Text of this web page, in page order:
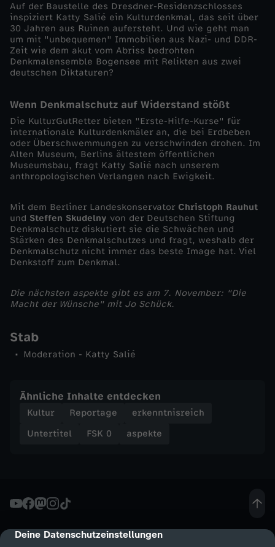
cmp-dialog-description
Deine Datenschutzeinstellungen
n
d
A
b
r
i
s
b
r
n
n
Auf der Baustelle des Dresdner-Residenzschlosses
inspiziert Katty Salié ein Kulturdenkmal, das seit über
30 Jahren aus Ruinen aufersteht. Und wie geht man
um mit "unbequemen" Immobilien aus Nazi- und DDR-
Zeit wie dem akut vom Abriss bedrohten
Denkmalensemble Bogensee mit Relikten aus zwei
deutschen Diktaturen?
Wenn Denkmalschutz auf Widerstand stößt
Die KulturGutRetter bieten "Erste-Hilfe-Kurse" für
internationale Kulturdenkmäler an, die bei Erdbeben
oder Überschwemmungen zu verschwinden drohen. Im
Alten Museum, Berlins ältestem öffentlichen
Museumsbau, fragt Katty Salié nach unserem
anthropologischen Verlangen nach Ewigkeit.
Mit dem Berliner Landeskonservator Christoph Rauhut
und Steffen Skudelny von der Deutschen Stiftung
Denkmalschutz diskutiert sie die Schwächen und
Stärken des Denkmalschutzes und fragt, weshalb der
Denkmalschutz nicht immer das beste Image hat. Viel
Denkstoff zum Denkmal.
Die nächsten aspekte gibt es am 7. November: "Die
Macht der Wünsche" mit Jo Schück.
Stab
Moderation - Katty Salié
Ähnliche Inhalte entdecken
Kultur Reportage
erkenntnisreich
Untertitel
FSK 0 aspekte